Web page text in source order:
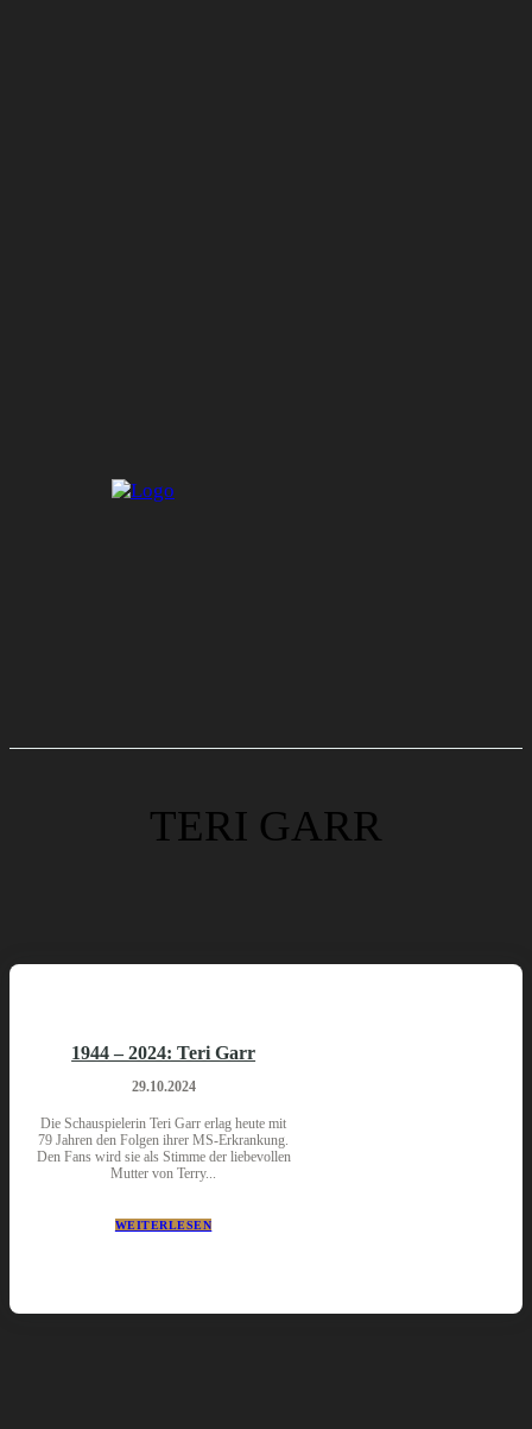
TERI GARR
1944 – 2024: Teri Garr
29.10.2024
Die Schauspielerin Teri Garr erlag heute mit
79 Jahren den Folgen ihrer MS-Erkrankung.
Den Fans wird sie als Stimme der liebevollen
Mutter von Terry...
WEITERLESEN